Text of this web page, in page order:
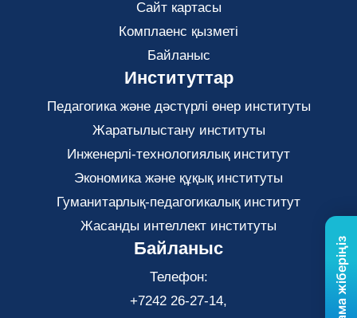
Сайт картасы
Комплаенс қызметі
Байланыс
Институттар
Педагогика және дәстүрлі өнер институты
Жаратылыстану институты
Инженерлі-технологиялық институт
Экономика және құқық институты
Гуманитарлық-педагогикалық институт
Жасанды интеллект институты
Байланыс
Телефон:
+7242 26-27-14,